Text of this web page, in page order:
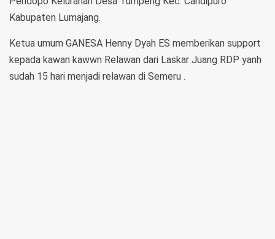
Kabupaten Lumajang.
Ketua umum GANESA Henny Dyah ES memberikan support
kepada kawan kawwn Relawan dari Laskar Juang RDP yanh
sudah 15 hari menjadi relawan di Semeru .